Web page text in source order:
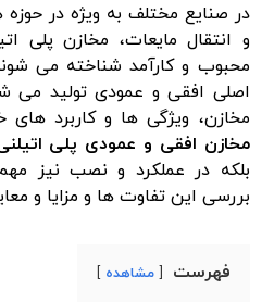
در صنایع مختلف به ویژه در
و انتقال مایعات، مخازن پلی
محبوب و کارآمد شناخته می‌
اصلی افقی و عمودی تولید می‌
مخازن، ویژگی‌ ها و کاربرد های
مخازن افقی و عمودی پلی
بلکه در عملکرد و نصب نیز
بررسی این تفاوت‌ ها و مزایا و
فهرست مشاهده